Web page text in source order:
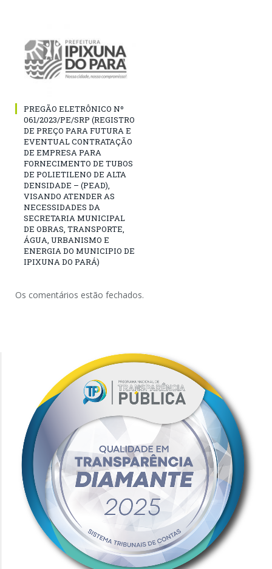
PREGÃO ELETRÔNICO Nº
061/2023/PE/SRP (REGISTRO
DE PREÇO PARA FUTURA E
EVENTUAL CONTRATAÇÃO
DE EMPRESA PARA
FORNECIMENTO DE TUBOS
DE POLIETILENO DE ALTA
DENSIDADE – (PEAD),
VISANDO ATENDER AS
NECESSIDADES DA
SECRETARIA MUNICIPAL
DE OBRAS, TRANSPORTE,
ÁGUA, URBANISMO E
ENERGIA DO MUNICIPIO DE
IPIXUNA DO PARÁ)
Os comentários estão fechados.